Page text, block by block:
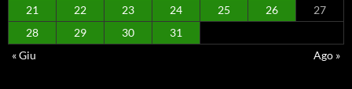
21
22 23 24 25 26
27
28
29 30
31
« Giu
Ago »